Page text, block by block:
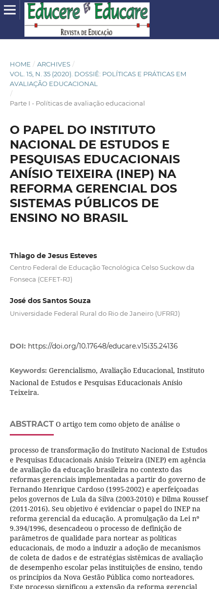
HOME / ARCHIVES /
VOL. 15, N. 35 (2020). DOSSIÊ: POLÍTICAS E PRÁTICAS EM
AVALIAÇÃO EDUCACIONAL
/
Parte I - Políticas de avaliação educacional
O PAPEL DO INSTITUTO
NACIONAL DE ESTUDOS E
PESQUISAS EDUCACIONAIS
ANÍSIO TEIXEIRA (INEP) NA
REFORMA GERENCIAL DOS
SISTEMAS PÚBLICOS DE
ENSINO NO BRASIL
Thiago de Jesus Esteves
Centro Federal de Educação Tecnológica Celso Suckow da
Fonseca (CEFET-RJ)
José dos Santos Souza
Universidade Federal Rural do Rio de Janeiro (UFRRJ)
DOI: https://doi.org/10.17648/educare.v15i35.24136
Keywords: Gerencialismo, Avaliação Educacional, Instituto
Nacional de Estudos e Pesquisas Educacionais Anísio
Teixeira.
ABSTRACTO artigo tem como objeto de análise o
processo de transformação do Instituto Nacional de Estudos
e Pesquisas Educacionais Anísio Teixeira (INEP) em agência
de avaliação da educação brasileira no contexto das
reformas gerenciais implementadas a partir do governo de
Fernando Henrique Cardoso (1995-2002) e aperfeiçoadas
pelos governos de Lula da Silva (2003-2010) e Dilma Roussef
(2011-2016). Seu objetivo é evidenciar o papel do INEP na
reforma gerencial da educação. A promulgação da Lei nº
9.394/1996, desencadeou o processo de definição de
parâmetros de qualidade para nortear as políticas
educacionais, de modo a induzir a adoção de mecanismos
de coleta de dados e de estratégias sistêmicas de avaliação
de desempenho escolar pelas instituições de ensino, tendo
os princípios da Nova Gestão Pública como norteadores.
Este processo significou a extensão da reforma gerencial